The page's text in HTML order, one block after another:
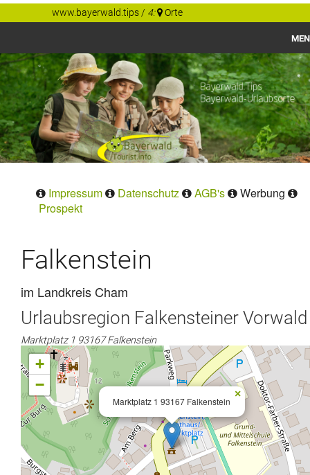
www.bayerwald.tips/ 4: Orte
Bayerwald
Gastgeber Tips
Regionen
Orte
Impressum Datenschutz AGB's
Werbung
Prospekt
Falkenstein
im Landkreis Cham
Urlaubsregion Falkensteiner Vorwald
Marktplatz 1 93167 Falkenstein
Marktplatz 1 93167 Falkenstein
×
+
−